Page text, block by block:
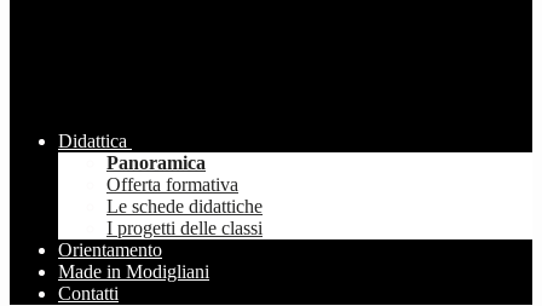
Didattica
Panoramica
Offerta formativa
Le schede didattiche
I progetti delle classi
Orientamento
Made in Modigliani
Contatti